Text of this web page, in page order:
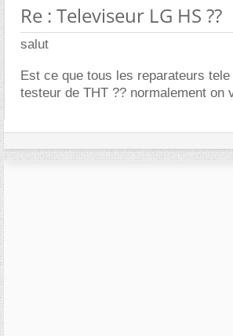
Re : Televiseur LG HS ??
salut
Est ce que tous les reparateurs
testeur de THT ?? normalement on